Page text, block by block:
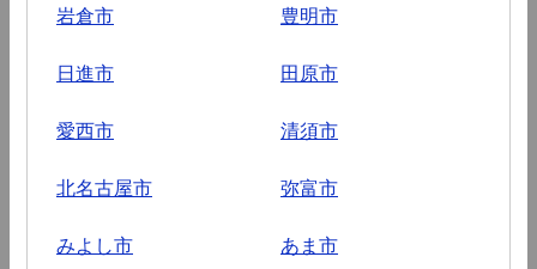
岩倉市 豊明市
日進市 田原市
愛西市 清須市
北名古屋市 弥富市
みよし市 あま市